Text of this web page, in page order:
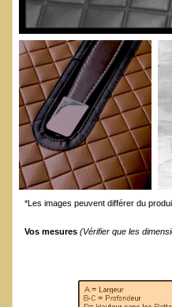
*Les images peuvent différer du
Vos mesures (Vérifier que les